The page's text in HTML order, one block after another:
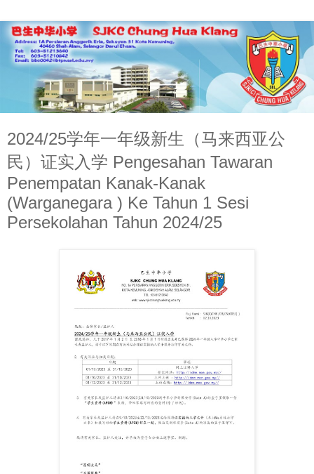
2024/25学年一年级新生（马来西亚公
民）证实入学 Pengesahan Tawaran
Penempatan Kanak-Kanak
(Warganegara ) Ke Tahun 1 Sesi
Persekolahan Tahun 2024/25